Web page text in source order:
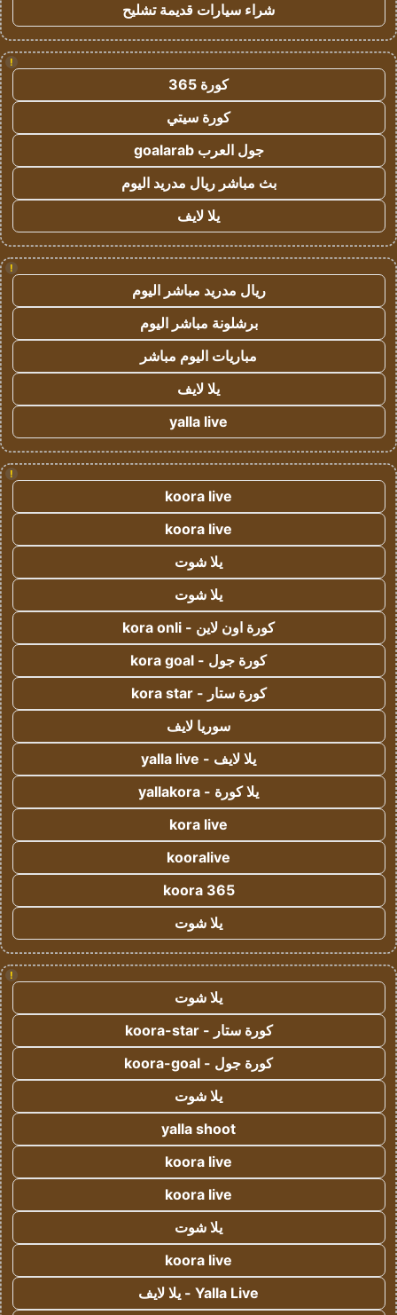
شراء سيارات قديمة تشليح
!
كورة 365
كورة سيتي
جول العرب goalarab
بث مباشر ريال مدريد اليوم
يلا لايف
!
ريال مدريد مباشر اليوم
برشلونة مباشر اليوم
مباريات اليوم مباشر
يلا لايف
yalla live
!
koora live
koora live
يلا شوت
يلا شوت
كورة اون لاين - kora onli
كورة جول - kora goal
كورة ستار - kora star
سوريا لايف
يلا لايف - yalla live
يلا كورة - yallakora
kora live
kooralive
koora 365
يلا شوت
!
يلا شوت
كورة ستار - koora-star
كورة جول - koora-goal
يلا شوت
yalla shoot
koora live
koora live
يلا شوت
koora live
Yalla Live - يلا لايف